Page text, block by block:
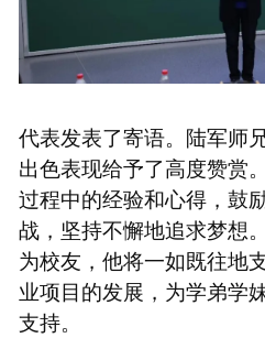
代表发表了寄语。陆军师
出色表现给予了高度赞赏
过程中的经验和心得，鼓
战，坚持不懈地追求梦想
为校友，他将一如既往地
业项目的发展，为学弟学
支持。